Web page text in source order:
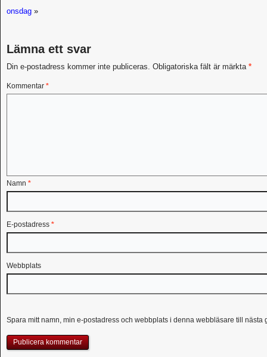
onsdag »
Lämna ett svar
Din e-postadress kommer inte publiceras. Obligatoriska fält är märkta *
Kommentar *
Namn *
E-postadress *
Webbplats
Spara mitt namn, min e-postadress och webbplats i denna webbläsare till nästa